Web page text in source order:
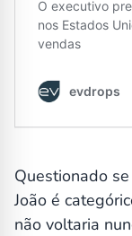
Questionado
João é
não voltaria